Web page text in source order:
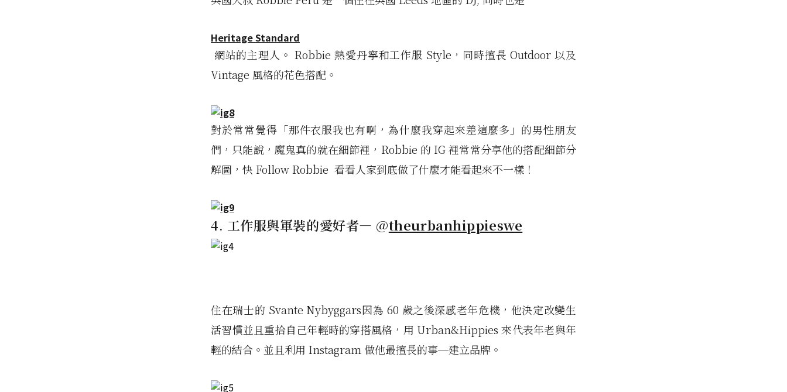
Heritage Standard
網站的主理人。 Robbie 熱愛丹寧和工作服 Style，同時擅長 Outdoor 以及
Vintage 風格的花色搭配。
對於常常覺得「那件衣服我也有啊，為什麼我穿起來差這麼多」的男性朋友
們，只能說，魔鬼真的就在細節裡，Robbie 的 IG 裡常常分享他的搭配細節分
解圖，快 Follow Robbie 看看人家到底做了什麼才能看起來不一樣！
4. 工作服與軍裝的愛好者— @theurbanhippieswe
住在瑞士的 Svante Nybyggars因為 60 歲之後深感老年危機，他決定改變生
活習慣並且重拾自己年輕時的穿搭風格，用 Urban&Hippies 來代表年老與年
輕的結合。並且利用 Instagram 做他最擅長的事─建立品牌。